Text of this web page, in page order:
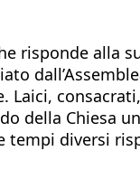
risponde alla
della Chiesa
tempi diversi